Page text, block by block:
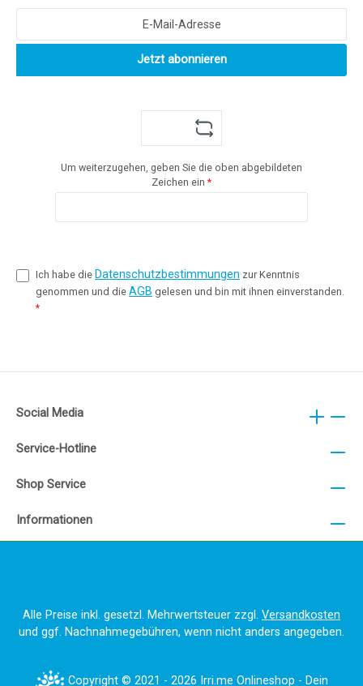
Jetzt abonnieren
Um weiterzugehen, geben Sie die oben abgebildeten
Zeichen ein *
Ich habe die Datenschutzbestimmungen zur Kenntnis
genommen und die AGB gelesen und bin mit ihnen einverstanden.
*
Service-Hotline
Shop Service
Informationen
Social Media
Alle Preise inkl. gesetzl. Mehrwertsteuer zzgl. Versandkosten
und ggf. Nachnahmegebühren, wenn nicht anders angegeben.
Copyright © 2021 - 2026 Irri.me Onlineshop - Dein